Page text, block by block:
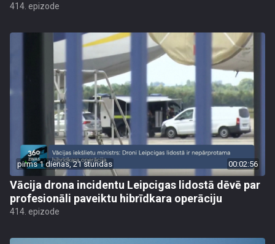
414. epizode
pirms 1 dienas, 21 stundas 00:02:56
Vācija drona incidentu Leipcigas lidostā dēvē par
profesionāli paveiktu hibrīdkara operāciju
414. epizode